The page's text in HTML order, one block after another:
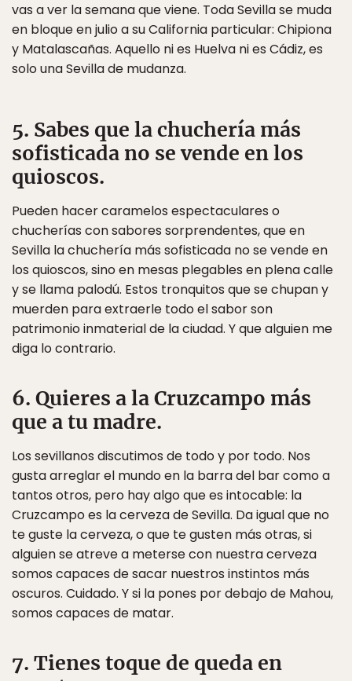
vas a ver la semana que viene. Toda Sevilla se muda
en bloque en julio a su California particular: Chipiona
y Matalascañas. Aquello ni es Huelva ni es Cádiz, es
solo una Sevilla de mudanza.
5. Sabes que la chuchería más
sofisticada no se vende en los
quioscos.
Pueden hacer caramelos espectaculares o
chucherías con sabores sorprendentes, que en
Sevilla la chuchería más sofisticada no se vende en
los quioscos, sino en mesas plegables en plena calle
y se llama palodú. Estos tronquitos que se chupan y
muerden para extraerle todo el sabor son
patrimonio inmaterial de la ciudad. Y que alguien me
diga lo contrario.
6. Quieres a la Cruzcampo más
que a tu madre.
Los sevillanos discutimos de todo y por todo. Nos
gusta arreglar el mundo en la barra del bar como a
tantos otros, pero hay algo que es intocable: la
Cruzcampo es la cerveza de Sevilla. Da igual que no
te guste la cerveza, o que te gusten más otras, si
alguien se atreve a meterse con nuestra cerveza
somos capaces de sacar nuestros instintos más
oscuros. Cuidado. Y si la pones por debajo de Mahou,
somos capaces de matar.
7. Tienes toque de queda en